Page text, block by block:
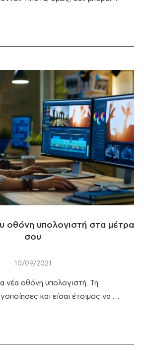
οθόνη υπολογιστή στα μέτρα
σου
10/09/2021
νέα οθόνη υπολογιστή. Τη
και είσαι έτοιμος να …